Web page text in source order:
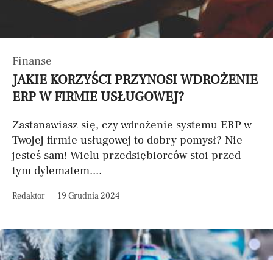
Finanse
JAKIE KORZYŚCI PRZYNOSI WDROŻENIE
ERP W FIRMIE USŁUGOWEJ?
Zastanawiasz się, czy wdrożenie systemu ERP w
Twojej firmie usługowej to dobry pomysł? Nie
jesteś sam! Wielu przedsiębiorców stoi przed
tym dylematem....
Redaktor 19 Grudnia 2024